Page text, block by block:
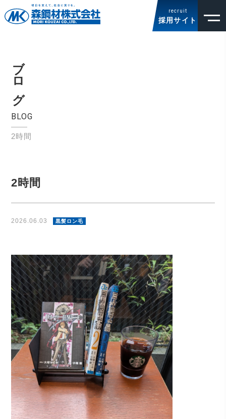
recruit
採用サイト
ブログ
BLOG
2時間
2時間
2026.06.03 黒髪ロン毛